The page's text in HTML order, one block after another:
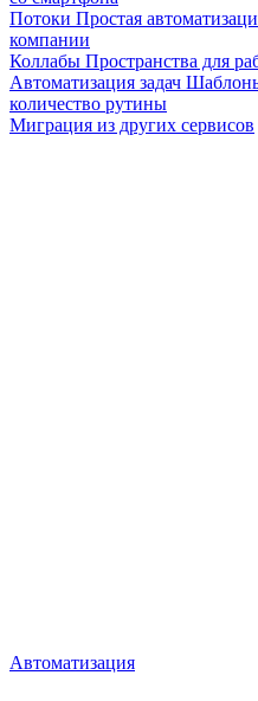
Потоки Простая
компании
Коллабы Пространства для
Автоматизация задач
количество рутины
Миграция из других сервисов
Автоматизация